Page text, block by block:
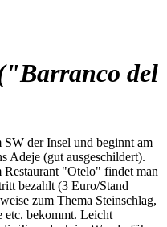
del
der Insel und beginnt am
Adeje (gut ausgeschildert).
"Otelo" findet man
bezahlt (3 Euro/Stand
zum Thema Steinschlag,
etc. bekommt. Leicht